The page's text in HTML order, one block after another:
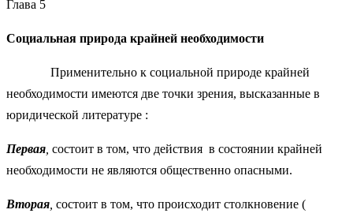
Глава 5
Социальная природа крайней необходимости
Применительно к социальной природе крайней
необходимости имеются две точки зрения, высказанные в
юридической литературе :
Первая состоит в том, что действия в состоянии крайней
необходимости не являются общественно опасными.
Вторая состоит в том, что происходит столкновение (